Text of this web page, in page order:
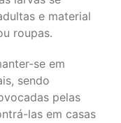
e material
roupas.
se em
sendo
pelas
las em casas